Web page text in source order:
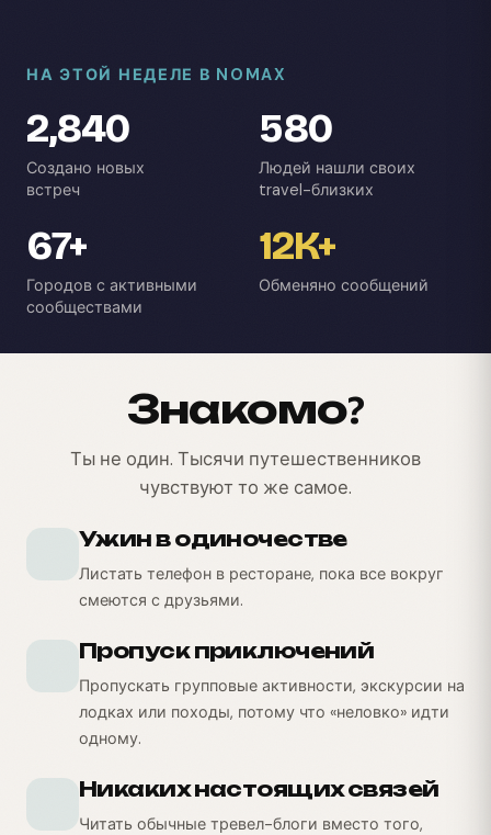
НА ЭТОЙ НЕДЕЛЕ В NOMAX
2,840
Создано новых
встреч
580
Людей нашли своих
travel-близких
67+
Городов с активными
сообществами
12K+
Обменяно сообщений
Знакомо?
Ты не один. Тысячи путешественников
чувствуют то же самое.
Ужин в одиночестве
Листать телефон в ресторане, пока все вокруг
смеются с друзьями.
Пропуск приключений
Пропускать групповые активности, экскурсии на
лодках или походы, потому что «неловко» идти
одному.
Никаких настоящих связей
Читать обычные тревел-блоги вместо того,